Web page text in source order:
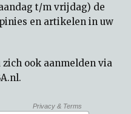
t/m vrijdag) de
en artikelen in uw
zich ook aanmelden via
.